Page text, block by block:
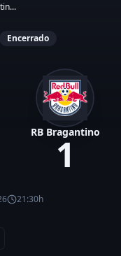
Encerrado
RB Bragantino
1
21:30h